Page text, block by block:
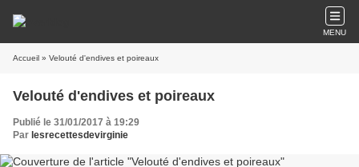
MENU
Accueil » Velouté d'endives et poireaux
Velouté d'endives et poireaux
Publié le 31/01/2017 à 19:29
Par lesrecettesdevirginie